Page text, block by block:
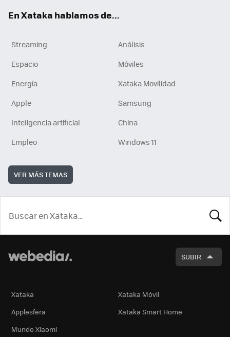
En Xataka hablamos de...
Streaming
Análisis
Espacio
Móviles
Energía
Xataka Movilidad
Apple
Samsung
Inteligencia artificial
China
Empleo
Windows 11
VER MÁS TEMAS
SUBIR
Xataka
Xataka Móvil
Applesfera
Xataka Smart Home
Mundo Xiaomi